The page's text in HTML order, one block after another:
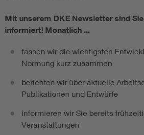
Mit unserem DKE Newsletter sind
informiert! Monatlich ...
fassen wir die wichtigsten
Normung kurz zusammen
berichten wir über aktuelle
Publikationen und Entwürfe
informieren wir Sie bereits
Veranstaltungen